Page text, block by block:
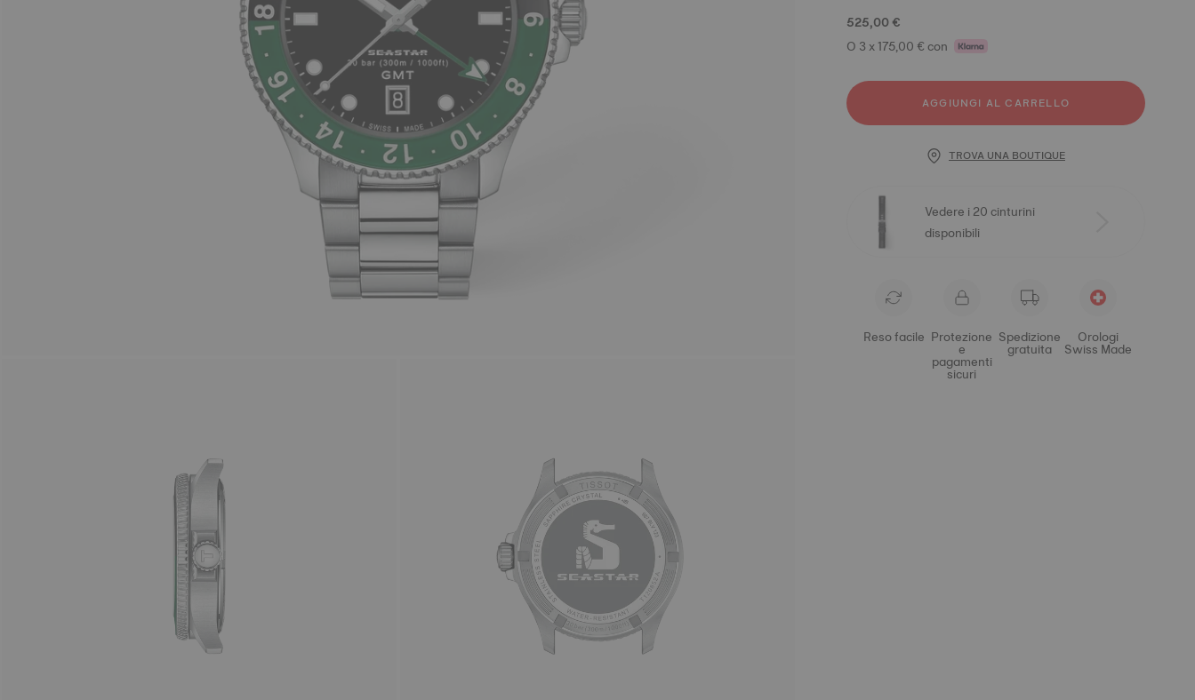
525,00 €
O 3 x 175,00 € con
AGGIUNGI AL CARRELLO
TROVA UNA BOUTIQUE
Vedere i 20 cinturini
disponibili
Reso facile Protezione
e
pagamenti
sicuri
Spedizione
gratuita
Orologi
Swiss Made